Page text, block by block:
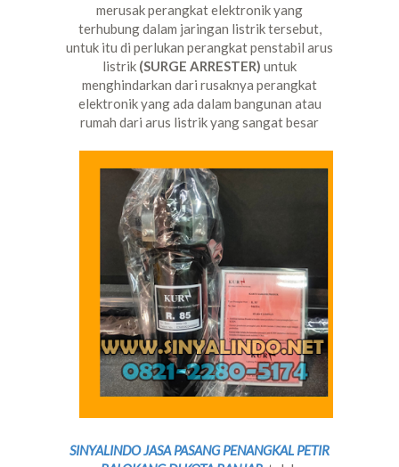
merusak perangkat elektronik yang
terhubung dalam jaringan listrik tersebut,
untuk itu di perlukan perangkat penstabil arus
listrik (SURGE ARRESTER) untuk
menghindarkan dari rusaknya perangkat
elektronik yang ada dalam bangunan atau
rumah dari arus listrik yang sangat besar
SINYALINDO JASA PASANG PENANGKAL PETIR